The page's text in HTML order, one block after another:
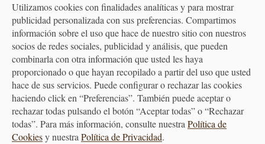
PAGO
SEGURO
ENTREGA
Utilizamos cookies con finalidades analíticas y para mostrar
publicidad personalizada con sus preferencias. Compartimos
información sobre el uso que hace de nuestro sitio con nuestros
socios de redes sociales, publicidad y análisis, que pueden
combinarla con otra información que usted les haya
proporcionado o que hayan recopilado a partir del uso que usted
hace de sus servicios. Puede configurar o rechazar las cookies
haciendo click en “Preferencias”. También puede aceptar o
rechazar todas pulsando el botón “Aceptar todas” o “Rechazar
todas”. Para más información, consulte nuestra Política de
Cookiesy nuestra Política de Privacidad.